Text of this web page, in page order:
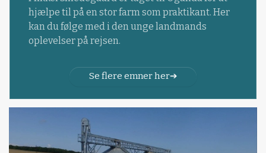
hjælpe til på en stor farm som praktikant. Her
kan du følge med i den unge landmands
oplevelser på rejsen.
Se flere emner her